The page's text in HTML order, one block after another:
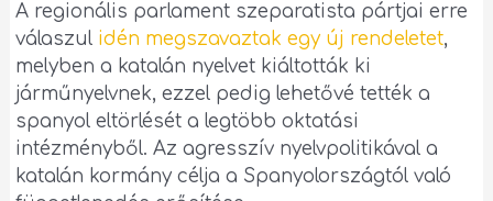
A regionális parlament szeparatista pártjai erre
válaszul idén megszavaztak egy új rendeletet,
melyben a katalán nyelvet kiáltották ki
járműnyelvnek, ezzel pedig lehetővé tették a
spanyol eltörlését a legtöbb oktatási
intézményből. Az agresszív nyelvpolitikával a
katalán kormány célja a Spanyolországtól való